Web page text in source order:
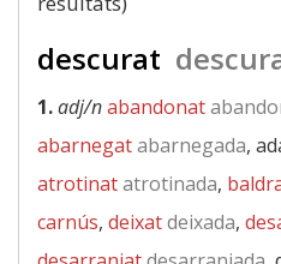
descurat
1.adj/nabandonat
abarnegatabarnegada,
atrotinatatrotinada,
carnús, deixatdeixada,